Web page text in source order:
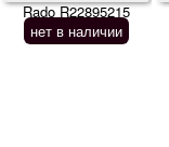
Rado R22895215
нет в наличии